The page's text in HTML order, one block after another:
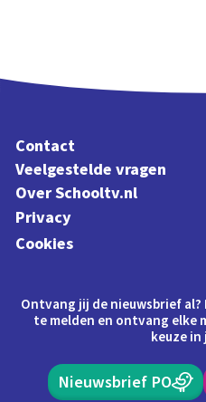
Contact
Veelgestelde vragen
Over Schooltv.nl
Privacy
Cookies
Ontvang jij de nieuwsbrief
te melden en ontvang elke
keuze in
Nieuwsbrief PO